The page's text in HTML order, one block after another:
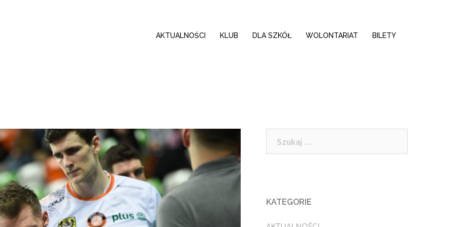
AKTUALNOŚCI KLUB DLA SZKÓŁ WOLONTARIAT BILETY
Szukaj:
KATEGORIE